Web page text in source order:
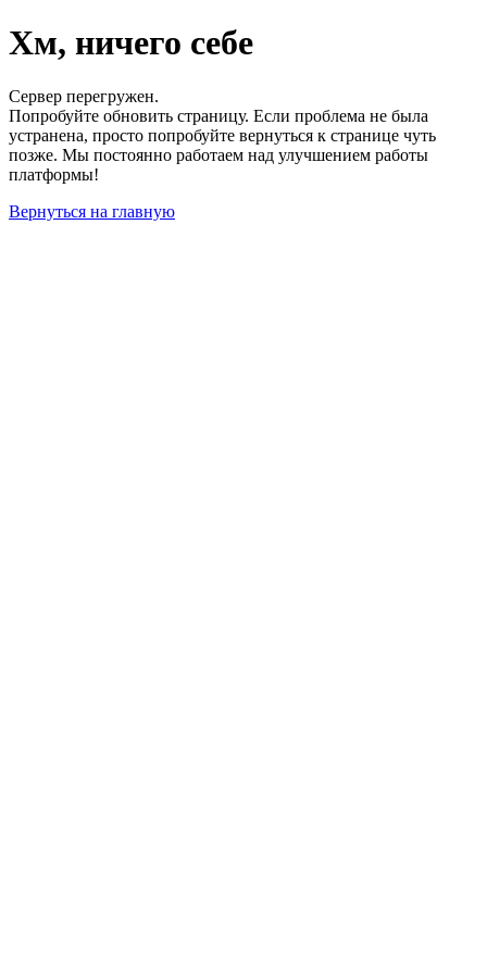
Хм, ничего себе
Сервер перегружен.
Попробуйте обновить страницу. Если проблема не была
устранена, просто попробуйте вернуться к странице чуть
позже. Мы постоянно работаем над улучшением работы
платформы!
Вернуться на главную